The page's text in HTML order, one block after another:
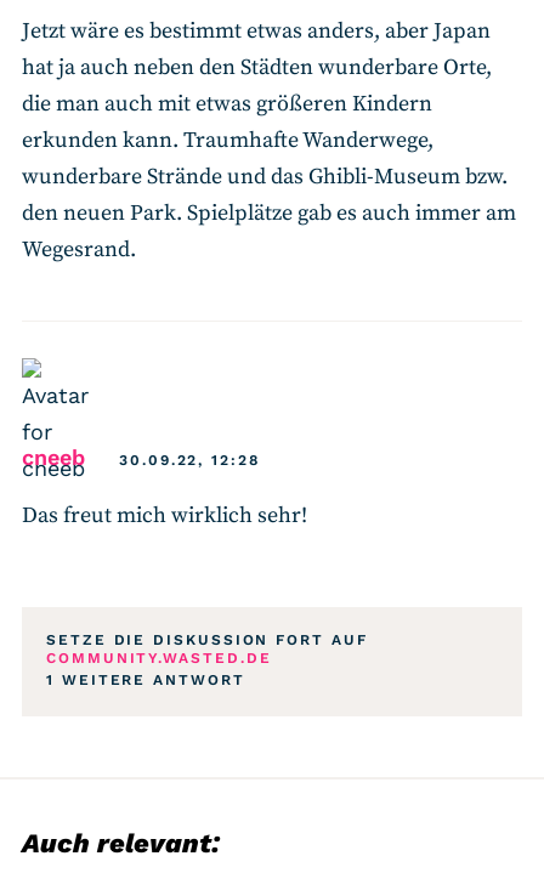
Jetzt wäre es bestimmt etwas anders, aber Japan
hat ja auch neben den Städten wunderbare Orte,
die man auch mit etwas größeren Kindern
erkunden kann. Traumhafte Wanderwege,
wunderbare Strände und das Ghibli-Museum bzw.
den neuen Park. Spielplätze gab es auch immer am
Wegesrand.
cneebsays:30.09.22, 12:28
Das freut mich wirklich sehr!
SETZE DIE DISKUSSION FORT AUF
COMMUNITY.WASTED.DE
1 WEITERE ANTWORT
Auch relevant: